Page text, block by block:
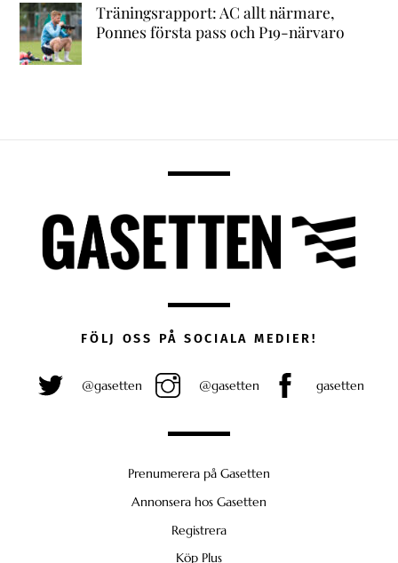
Träningsrapport: AC allt närmare,
Ponnes första pass och P19-närvaro
FÖLJ OSS PÅ SOCIALA MEDIER!
@gasetten @gasetten gasetten
Prenumerera på Gasetten
Annonsera hos Gasetten
Registrera
Köp Plus